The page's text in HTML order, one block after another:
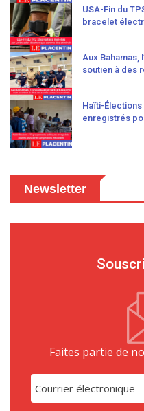
USA-Fin du
bracelet
Aux Bahamas,
soutien à des
Haïti-
enregistrés
Newsletter
Faites partie de